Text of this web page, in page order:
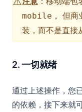
mobile ， 但
装，而不是直接
2. 一切就绪
通过上述操作，您
的依赖，接下来就